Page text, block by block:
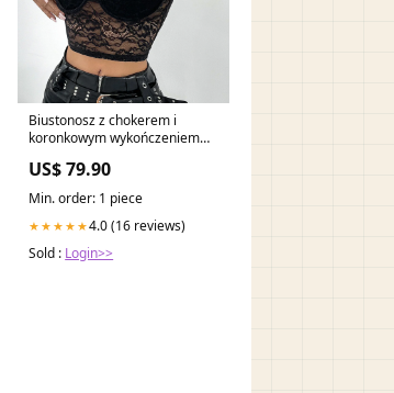
Biustonosz z chokerem i
koronkowym wykończeniem
US$ 79.90
Min. order: 1 piece
★★★★★4.0 (16 reviews)
Sold : Login>>